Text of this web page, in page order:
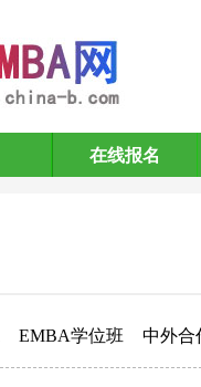
在线报名
EMBA学位班 中外合